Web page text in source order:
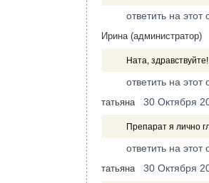
ответить на этот
Ирина (администратор)
Ната,
ответить на этот
татьяна 30 Октября
Препарат я лично
ответить на этот
татьяна 30 Октября